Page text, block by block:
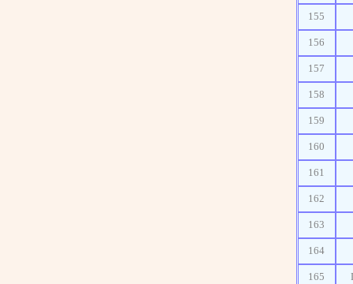
155
156
157
158
159
160
161
162
163
164
165